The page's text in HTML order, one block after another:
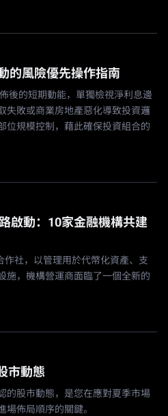
的風險優先操作指南
後的短期動能，單獨檢視淨利息邊
失敗或商業房地產惡化導致投資邏
位規模控制，藉此確保投資組合的
啟動：10家金融機構共建
作社，以管理用於代幣化資產、支
施，機構營運商面臨了一個全新的
市動態
的股市動態，是您在應對夏季市場
場佈局順序的關鍵。